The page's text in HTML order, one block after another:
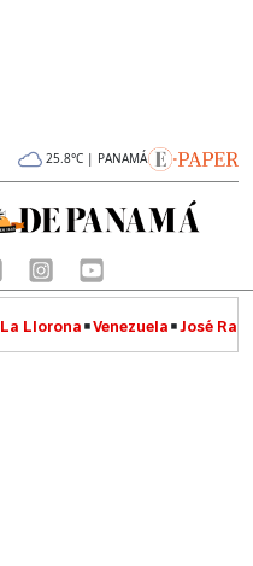
25.8°C | PANAMÁ
La Llorona Venezuela José